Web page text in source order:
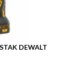
DEWALT